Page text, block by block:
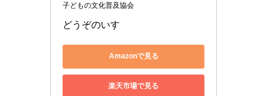
子どもの文化普及協会
どうぞのいす
Amazonで見る
楽天市場で見る